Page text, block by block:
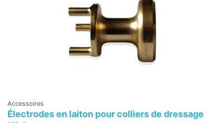
Accessoires
Électrodes en laiton pour colliers de dressage